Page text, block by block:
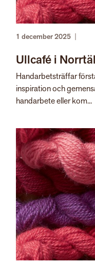
1 december 2025 |
Ullcafé i
Handarbetsträffar
inspiration och
handarbete eller kom...